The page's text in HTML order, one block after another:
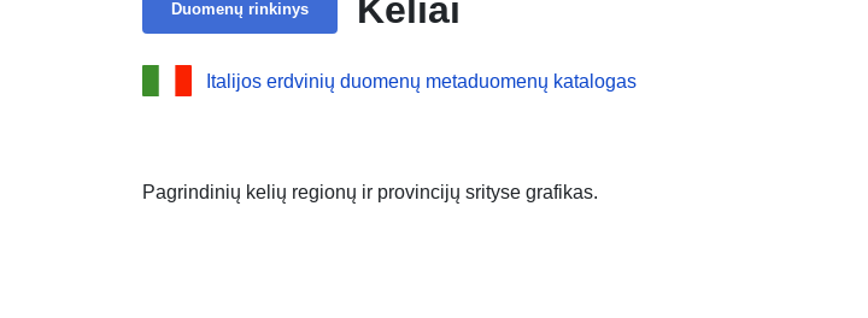
Duomenų rinkinys Keliai
Italijos erdvinių duomenų metaduomenų katalogas
Pagrindinių kelių regionų ir provincijų srityse grafikas.